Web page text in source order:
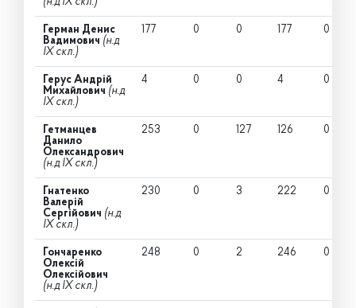
Герман Денис
Вадимович (н.д
IX скл.)
177 0 0 177 0
Герус Андрій
Михайлович (н.д
IX скл.)
4 0 0 4 0
Гетманцев
Данило
Олександрович
(н.д IX скл.)
253 0 127 126 0
Гнатенко
Валерій
Сергійович (н.д
IX скл.)
230 0 3 222 0
Гончаренко
Олексій
Олексійович
(н.д IX скл.)
248 0 2 246 0